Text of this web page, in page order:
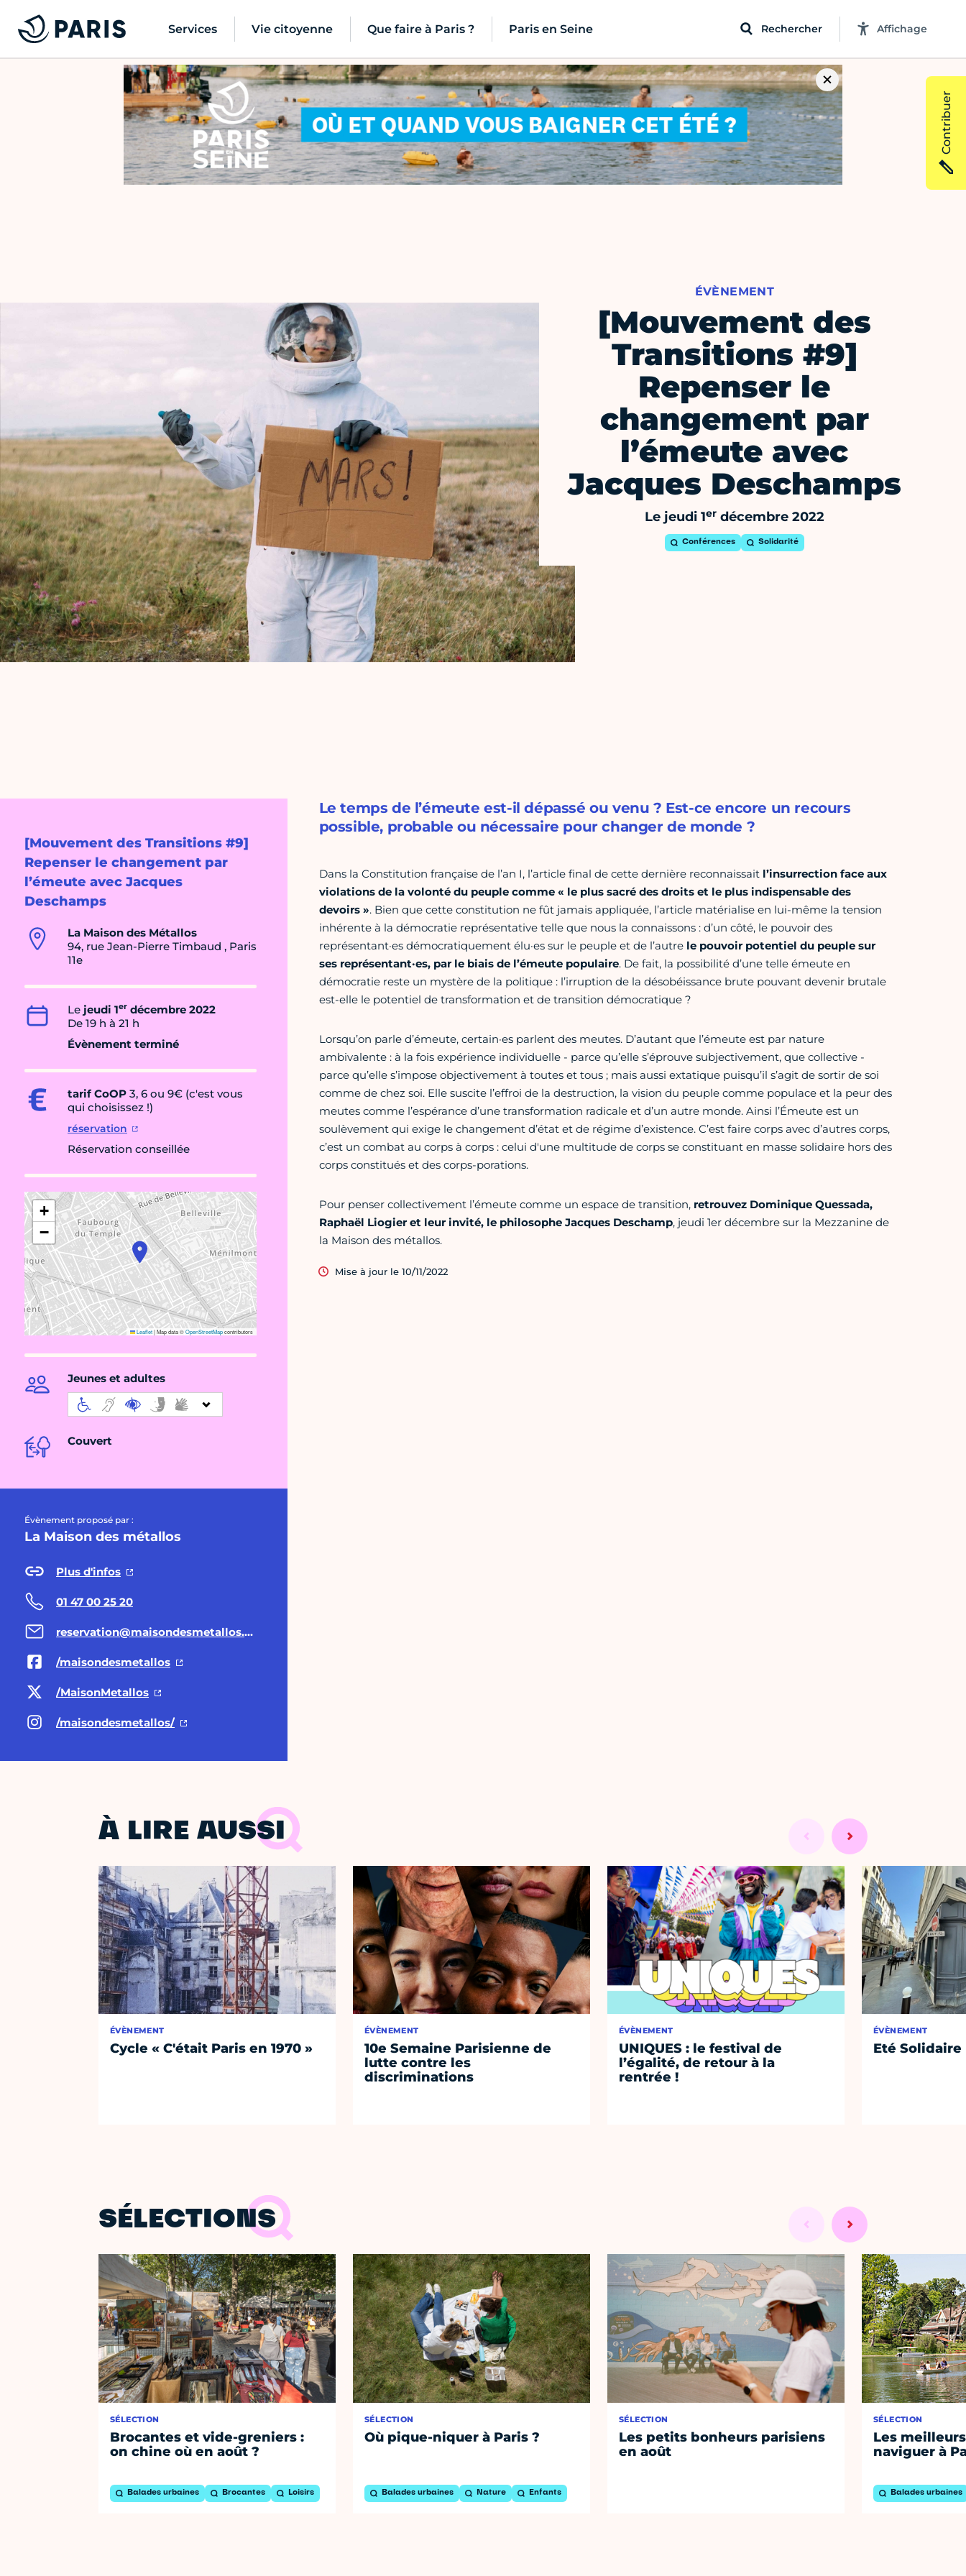
Services Vie citoyenne Que faire à Paris ? Paris en Seine Rechercher Affichage
ÉVÈNEMENT
[Mouvement des
Transitions #9]
Repenser le
changement par
l’émeute avec
Jacques Deschamps
Le jeudi 1erdécembre 2022
Conférences Solidarité
[Mouvement des Transitions #9]
Repenser le changement par
l’émeute avec Jacques
Deschamps
La Maison des Métallos
94, rue Jean-Pierre Timbaud , Paris
11e
Le jeudi 1er décembre 2022
De 19 h à 21 h
Évènement terminé
tarif CoOP 3, 6 ou 9€ (c'est vous
qui choisissez !)
réservation
Réservation conseillée
+
−
Leaflet|Map data ©OpenStreetMapcontributors
Jeunes et adultes
Couvert
Évènement proposé par :
La Maison des métallos
Plus d'infos
01 47 00 25 20
reservation@maisondesmetallos.paris
/maisondesmetallos
/MaisonMetallos
/maisondesmetallos/
Le temps de l’émeute est-il dépassé ou venu ? Est-ce encore un recours
possible, probable ou nécessaire pour changer de monde ?
Dans la Constitution française de l’an I, l’article final de cette dernière reconnaissaitl’insurrection face aux
violations de la volonté du peuple comme « le plus sacré des droits et le plus indispensable des
devoirs ». Bien que cette constitution ne fût jamais appliquée, l’article matérialise en lui-même la tension
inhérente à la démocratie représentative telle que nous la connaissons : d’un côté, le pouvoir des
représentant·es démocratiquement élu·es sur le peuple et de l’autre le pouvoir potentiel du peuple sur
ses représentant·es, par le biais de l’émeute populaire. De fait, la possibilité d’une telle émeute en
démocratie reste un mystère de la politique : l’irruption de la désobéissance brute pouvant devenir brutale
est-elle le potentiel de transformation et de transition démocratique ?
Lorsqu’on parle d’émeute, certain·es parlent des meutes. D’autant que l’émeute est par nature
ambivalente : à la fois expérience individuelle - parce qu’elle s’éprouve subjectivement, que collective -
parce qu’elle s’impose objectivement à toutes et tous ; mais aussi extatique puisqu’il s’agit de sortir de soi
comme de chez soi. Elle suscite l’effroi de la destruction, la vision du peuple comme populace et la peur des
meutes comme l’espérance d’une transformation radicale et d’un autre monde. Ainsi l’Émeute est un
soulèvement qui exige le changement d’état et de régime d’existence. C’est faire corps avec d’autres corps,
c’est un combat au corps à corps : celui d'une multitude de corps se constituant en masse solidaire hors des
corps constitués et des corps-porations.
Pour penser collectivement l’émeute comme un espace de transition, retrouvez Dominique Quessada,
Raphaël Liogier et leur invité, le philosophe Jacques Deschamp, jeudi 1er décembre sur la Mezzanine de
la Maison des métallos.
Mise à jour le 10/11/2022
À LIRE AUSSI
ÉVÈNEMENT
Cycle « C'était Paris en 1970 »
ÉVÈNEMENT
10e Semaine Parisienne de
lutte contre les
discriminations
ÉVÈNEMENT
UNIQUES : le festival de
l’égalité, de retour à la
rentrée !
ÉVÈNEMENT
Eté Solidaire
SÉLECTIONS
SÉLECTION
Brocantes et vide-greniers :
on chine où en août ?
Balades urbaines Brocantes Loisirs
SÉLECTION
Où pique-niquer à Paris ?
Balades urbaines Nature Enfants
SÉLECTION
Les petits bonheurs parisiens
en août
SÉLECTION
Les
naviguer à
Balades urbaines
Contribuer